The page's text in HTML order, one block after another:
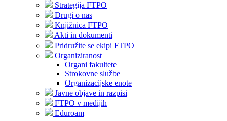
Strategija FTPO
Drugi o nas
Knjižnica FTPO
Akti in dokumenti
Pridružite se ekipi FTPO
Organiziranost
Organi fakultete
Strokovne službe
Organizacijske enote
Javne objave in razpisi
FTPO v medijih
Eduroam